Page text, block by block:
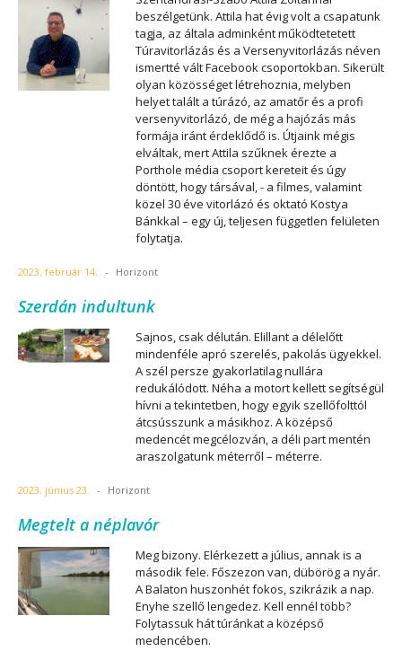
beszélgetünk. Attila hat évig volt a csapatunk
tagja, az általa adminként működtetetett
Túravitorlázás és a Versenyvitorlázás néven
ismertté vált Facebook csoportokban. Sikerült
olyan közösséget létrehoznia, melyben
helyet talált a túrázó, az amatőr és a profi
versenyvitorlázó, de még a hajózás más
formája iránt érdeklődő is. Útjaink mégis
elváltak, mert Attila szűknek érezte a
Porthole média csoport kereteit és úgy
döntött, hogy társával, - a filmes, valamint
közel 30 éve vitorlázó és oktató Kostya
Bánkkal – egy új, teljesen független felületen
folytatja.
2023. február 14. - Horizont
Szerdán indultunk
Sajnos, csak délután. Elillant a délelőtt
mindenféle apró szerelés, pakolás ügyekkel.
A szél persze gyakorlatilag nullára
redukálódott. Néha a motort kellett segítségül
hívni a tekintetben, hogy egyik szellőfolttól
átcsússzunk a másikhoz. A középső
medencét megcélozván, a déli part mentén
araszolgatunk méterről – méterre.
2023. június 23. - Horizont
Megtelt a néplavór
Meg bizony. Elérkezett a július, annak is a
második fele. Főszezon van, dübörög a nyár.
A Balaton huszonhét fokos, szikrázik a nap.
Enyhe szellő lengedez. Kell ennél több?
Folytassuk hát túránkat a középső
medencében.